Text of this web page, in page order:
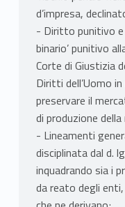
d’impresa,
- Diritto punitivo e
binario’ punitivo
Corte di Giustizia
Diritti dell’Uomo
preservare il
di produzione della
- Lineamenti
disciplinata dal d.
inquadrando sia i
da reato degli